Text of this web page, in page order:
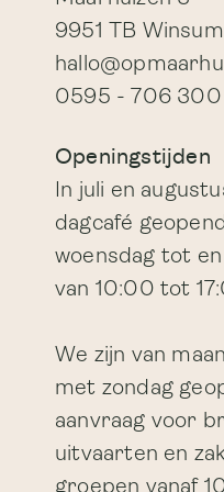
9951 TB Winsum
0595 - 706 300
Openingstijden
In juli en
dagcafé
woensdag tot
van 10:00 tot
We zijn van
met zondag
aanvraag voor
uitvaarten en
groepen vanaf